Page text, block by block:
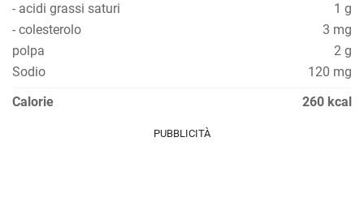
- acidi grassi saturi
1 g
- colesterolo
3 mg
polpa
2 g
Sodio
120 mg
Calorie
260 kcal
PUBBLICITÀ